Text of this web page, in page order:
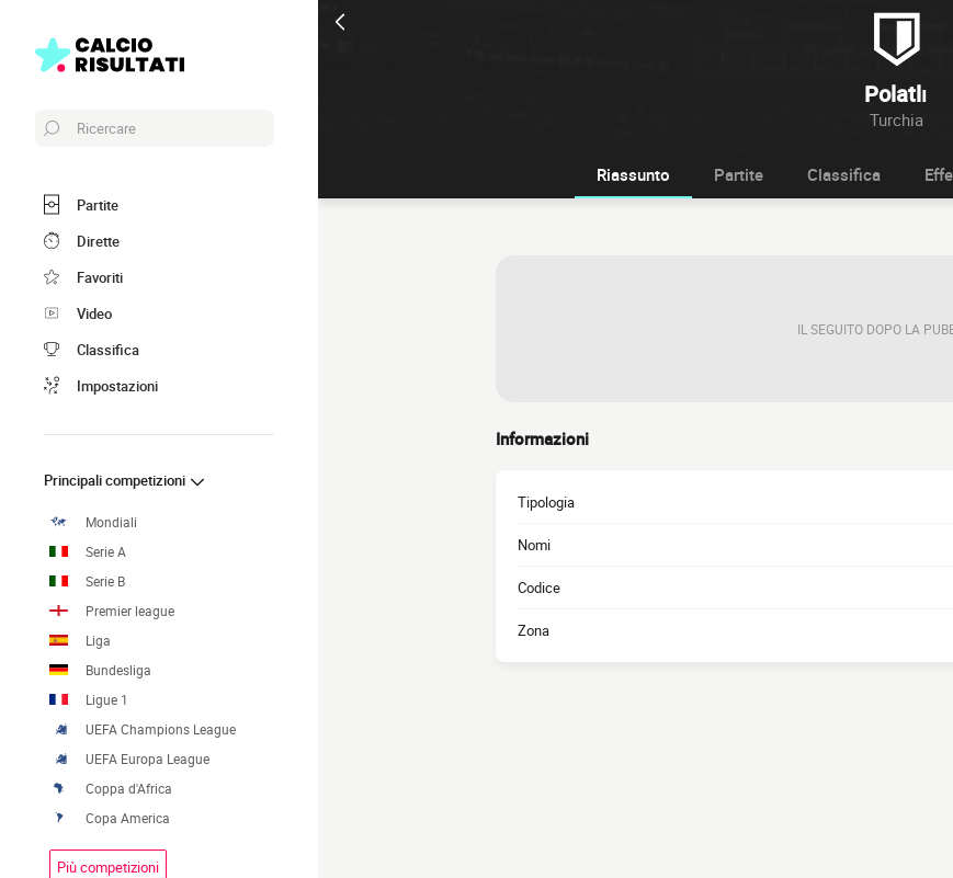
Polatlı
Turchia
Ricercare
Partite
Dirette
Favoriti
Video
Classifica
Impostazioni
Principali competizioni
Mondiali
Serie A
Serie B
Premier league
Liga
Bundesliga
Ligue 1
UEFA Champions League
UEFA Europa League
Coppa d'Africa
Copa America
Più competizioni
Riassunto Partite Classifica
IL SEGUITO DOPO LA
Informazioni
Tipologia
Nomi
Codice
Zona